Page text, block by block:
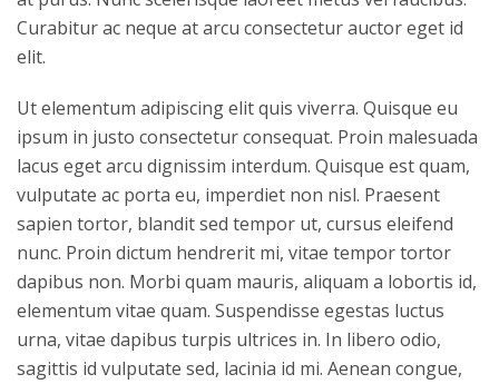
Curabitur ac neque at arcu consectetur auctor eget id
elit.
Ut elementum adipiscing elit quis viverra. Quisque eu
ipsum in justo consectetur consequat. Proin malesuada
lacus eget arcu dignissim interdum. Quisque est quam,
vulputate ac porta eu, imperdiet non nisl. Praesent
sapien tortor, blandit sed tempor ut, cursus eleifend
nunc. Proin dictum hendrerit mi, vitae tempor tortor
dapibus non. Morbi quam mauris, aliquam a lobortis id,
elementum vitae quam. Suspendisse egestas luctus
urna, vitae dapibus turpis ultrices in. In libero odio,
sagittis id vulputate sed, lacinia id mi. Aenean congue,